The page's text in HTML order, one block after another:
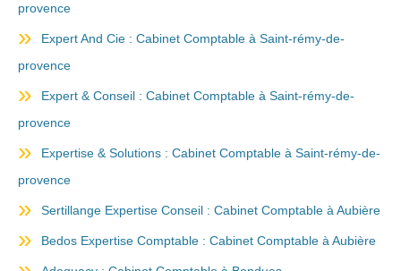
provence
Expert And Cie : Cabinet Comptable à Saint-rémy-de-
provence
Expert & Conseil : Cabinet Comptable à Saint-rémy-de-
provence
Expertise & Solutions : Cabinet Comptable à Saint-rémy-de-
provence
Sertillange Expertise Conseil : Cabinet Comptable à Aubière
Bedos Expertise Comptable : Cabinet Comptable à Aubière